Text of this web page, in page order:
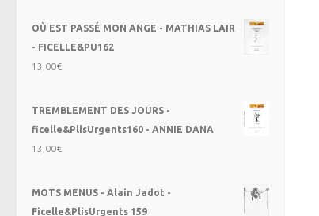
OÙ EST PASSÉ MON ANGE - MATHIAS LAIR
- FICELLE&PU162
13,00€
TREMBLEMENT DES JOURS -
ficelle&PlisUrgents160 - ANNIE DANA
13,00€
MOTS MENUS - Alain Jadot -
Ficelle&PlisUrgents 159